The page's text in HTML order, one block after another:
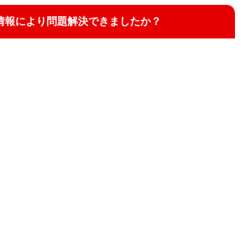
報により問題解決できましたか？